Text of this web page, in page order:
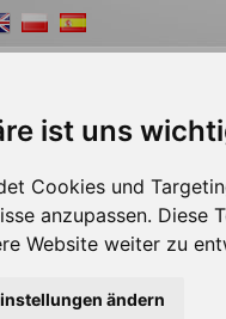
ist uns
Cookies und
anzupassen. Diese
Website weiter zu
ändern
Shopsystem
Shopsystem